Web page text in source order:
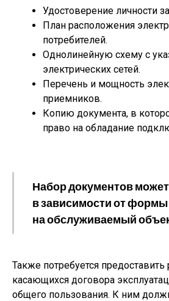
Удостоверение личности
План расположения
потребителей.
Однолинейную схему с
электрических сетей.
Перечень и мощность
приемников.
Копию документа, в
право на обладание
Набор документов
в зависимости от
на обслуживаемый
Также потребуется
касающихся договора
общего пользования. К ним